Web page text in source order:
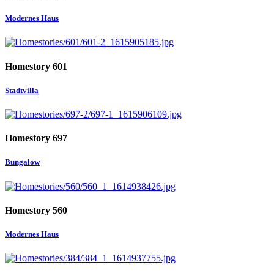
Modernes Haus
Homestory 601
Stadtvilla
Homestory 697
Bungalow
Homestory 560
Modernes Haus